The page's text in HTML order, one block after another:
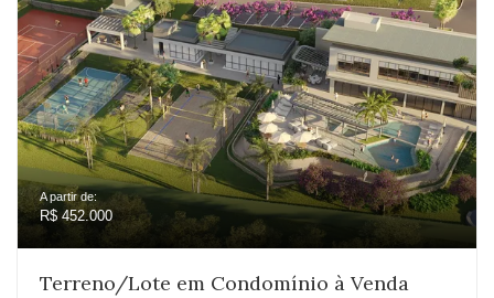
A partir de:
R$ 452.000
Terreno/Lote em Condomínio à Venda